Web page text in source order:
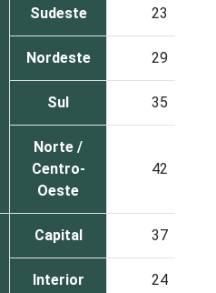
Sudeste 23
Nordeste 29
Sul 35
Norte /
Centro-
Oeste
42
Capital 37
Interior 24